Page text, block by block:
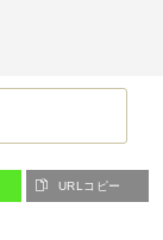
URLコピー